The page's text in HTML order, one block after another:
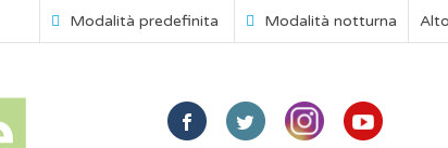
Modalità predefinita Modalità notturna